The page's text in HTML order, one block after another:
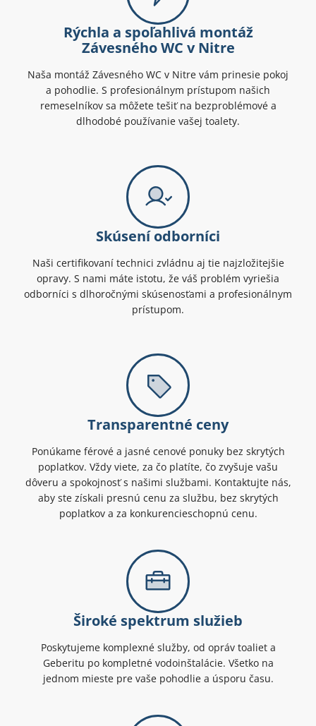
Rýchla a spoľahlivá montáž
Závesného WC v Nitre
Naša montáž Závesného WC v Nitre vám prinesie pokoj
a pohodlie. S profesionálnym prístupom našich
remeselníkov sa môžete tešiť na bezproblémové a
dlhodobé používanie vašej toalety.
Skúsení odborníci
Naši certifikovaní technici zvládnu aj tie najzložitejšie
opravy. S nami máte istotu, že váš problém vyriešia
odborníci s dlhoročnými skúsenosťami a profesionálnym
prístupom.
Transparentné ceny
Ponúkame férové a jasné cenové ponuky bez skrytých
poplatkov. Vždy viete, za čo platíte, čo zvyšuje vašu
dôveru a spokojnosť s našimi službami. Kontaktujte nás,
aby ste získali presnú cenu za službu, bez skrytých
poplatkov a za konkurencieschopnú cenu.
Široké spektrum služieb
Poskytujeme komplexné služby, od opráv toaliet a
Geberitu po kompletné vodoinštalácie. Všetko na
jednom mieste pre vaše pohodlie a úsporu času.